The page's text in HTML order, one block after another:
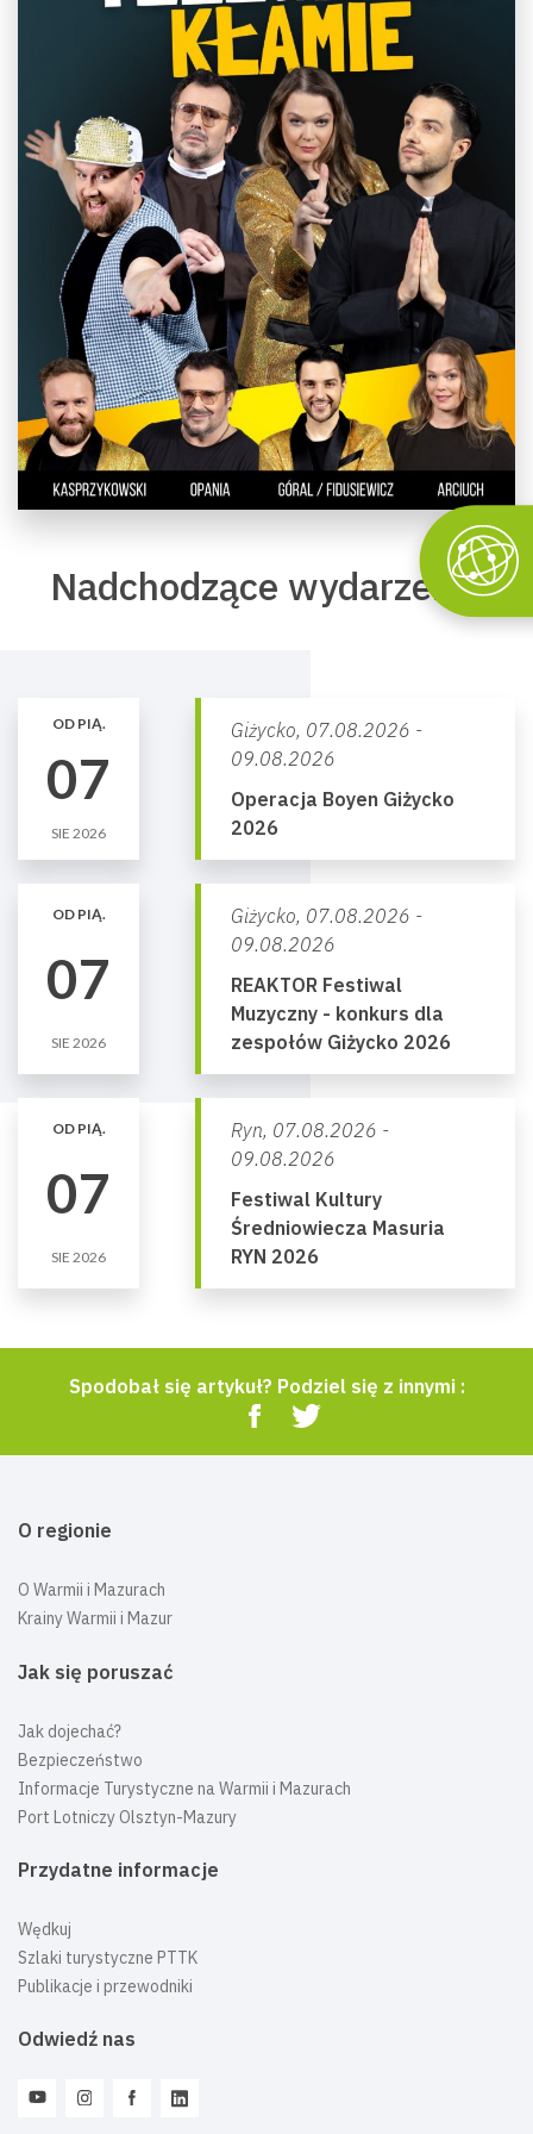
Nadchodzące wydarzenia
OD PIĄ.
07
SIE 2026
Giżycko, 07.08.2026 -
09.08.2026
Operacja Boyen Giżycko
2026
OD PIĄ.
07
SIE 2026
Giżycko, 07.08.2026 -
09.08.2026
REAKTOR Festiwal
Muzyczny - konkurs dla
zespołów Giżycko 2026
OD PIĄ.
07
SIE 2026
Ryn, 07.08.2026 -
09.08.2026
Festiwal Kultury
Średniowiecza Masuria
RYN 2026
Spodobał się artykuł? Podziel się z innymi :
O regionie
O Warmii i Mazurach
Krainy Warmii i Mazur
Jak się poruszać
Jak dojechać?
Bezpieczeństwo
Informacje Turystyczne na Warmii i Mazurach
Port Lotniczy Olsztyn-Mazury
Przydatne informacje
Wędkuj
Szlaki turystyczne PTTK
Publikacje i przewodniki
Odwiedź nas